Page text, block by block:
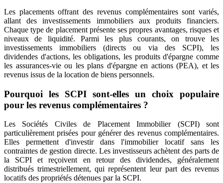
Les placements offrant des revenus complémentaires sont variés,
allant des investissements immobiliers aux produits financiers.
Chaque type de placement présente ses propres avantages, risques et
niveaux de liquidité. Parmi les plus courants, on trouve les
investissements immobiliers (directs ou via des SCPI), les
dividendes d'actions, les obligations, les produits d'épargne comme
les assurances-vie ou les plans d'épargne en actions (PEA), et les
revenus issus de la location de biens personnels.
Pourquoi les SCPI sont-elles un choix populaire
pour les revenus complémentaires ?
Les Sociétés Civiles de Placement Immobilier (SCPI) sont
particulièrement prisées pour générer des revenus complémentaires.
Elles permettent d'investir dans l'immobilier locatif sans les
contraintes de gestion directe. Les investisseurs achètent des parts de
la SCPI et reçoivent en retour des dividendes, généralement
distribués trimestriellement, qui représentent leur part des revenus
locatifs des propriétés détenues par la SCPI.